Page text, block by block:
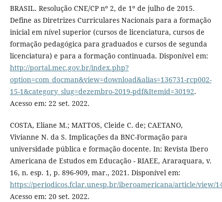
BRASIL. Resolução CNE/CP nº 2, de 1º de julho de 2015.
Define as Diretrizes Curriculares Nacionais para a formação
inicial em nível superior (cursos de licenciatura, cursos de
formação pedagógica para graduados e cursos de segunda
licenciatura) e para a formação continuada. Disponível em:
http://portal.mec.gov.br/index.php?
option=com_docman&view=download&alias=136731-rcp002-
15-1&category_slug=dezembro-2019-pdf&Itemid=30192.
Acesso em: 22 set. 2022.
COSTA, Eliane M.; MATTOS, Cleide C. de; CAETANO,
Vivianne N. da S. Implicações da BNC-Formação para
universidade pública e formação docente. In: Revista Ibero
Americana de Estudos em Educação - RIAEE, Araraquara, v.
16, n. esp. 1, p. 896-909, mar., 2021. Disponível em:
https://periodicos.fclar.unesp.br/iberoamericana/article/view/
Acesso em: 20 set. 2022.